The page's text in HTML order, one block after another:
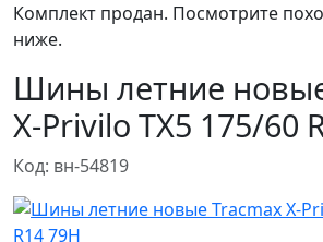
Комплект продан. Посмотрите
ниже.
Шины летние
X-Privilo TX5 175/60
Код: вн-54819